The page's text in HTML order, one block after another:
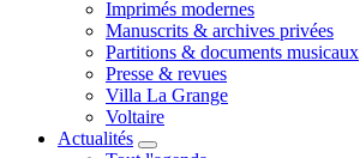
Imprimés modernes
Manuscrits & archives privées
Partitions & documents musicaux
Presse & revues
Villa La Grange
Voltaire
Actualités